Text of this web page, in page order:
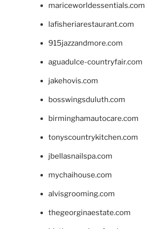
mariceworldessentials.com
lafisheriarestaurant.com
915jazzandmore.com
aguadulce-countryfair.com
jakehovis.com
bosswingsduluth.com
birminghamautocare.com
tonyscountrykitchen.com
jbellasnailspa.com
mychaihouse.com
alvisgrooming.com
thegeorginaestate.com